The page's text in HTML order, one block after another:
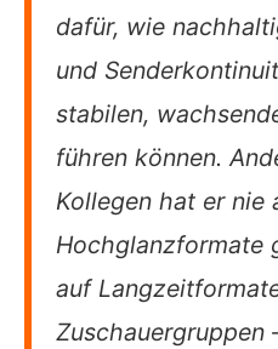
dafür, wie
und
stabilen,
führen können.
Kollegen hat er nie
Hochglanzformate
auf
Zuschauergruppen